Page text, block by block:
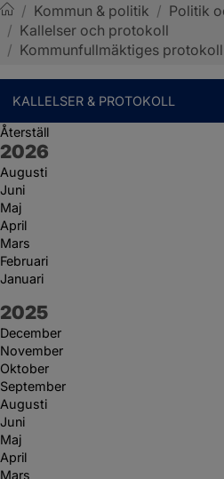
Sotenäs kommun
/ Kommun & politik / Politik
/ Kallelser och protokoll
/ Kommunfullmäktiges protokoll
KALLELSER & PROTOKOLL
Återställ
År:
2026
Augusti
Juni
Maj
April
Mars
Februari
Januari
År:
2025
December
November
Oktober
September
Augusti
Juni
Maj
April
Mars